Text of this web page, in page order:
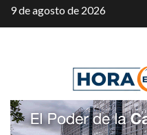
Saltar
al
9 de agosto de 2026